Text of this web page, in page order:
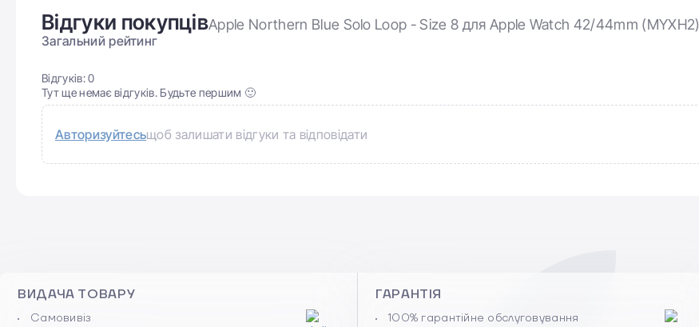
Відгуки покупцівApple Northern Blue Solo Loop - Size 8 для Apple Watch 42/44mm (MYXH2)
Загальний рейтинг
Відгуків:0
Тут ще немає відгуків. Будьте першим 🙂
Авторизуйтесьщоб залишати відгуки та відповідати
ВИДАЧА ТОВАРУ
Самовивіз
ГАРАНТІЯ
100% гарантійне обслуговування